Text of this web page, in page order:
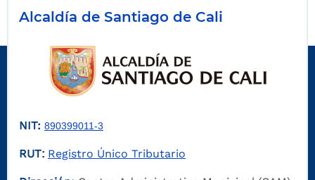
Alcaldía de Santiago de Cali
NIT: 890399011-3
RUT: Registro Único Tributario